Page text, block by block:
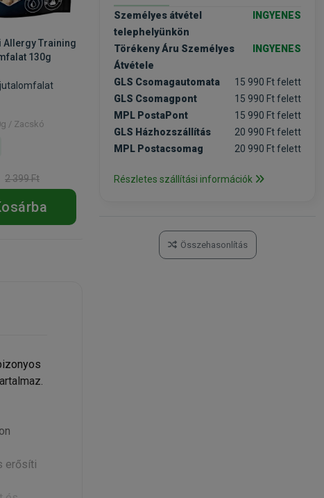
Allergy Training
130g
/ Zacskó
2 399 Ft
Dolina Noteci Joint Care
Training Treats jutalomfalat
130g
jutalomfalat ízületi
problémákra
Raktáron
1 799 Ft 2 399 Ft
Dolina
erősíti
Személyes átvétel
telephelyünkön
INGYENES
Törékeny Áru Személyes
Átvétele
INGYENES
GLS Csomagautomata
15 990 Ft felett
GLS Csomagpont
15 990 Ft felett
MPL PostaPont
15 990 Ft felett
GLS Házhozszállítás
20 990 Ft felett
MPL Postacsomag
20 990 Ft felett
Részletes szállítási információk
Összehasonlítás